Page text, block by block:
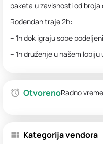
paketa u zavisnosti od broja
Rođendan traje 2h:
– 1h dok igraju sobe
– 1h druženje u našem
OtvorenoRadno
Kategorija vendora